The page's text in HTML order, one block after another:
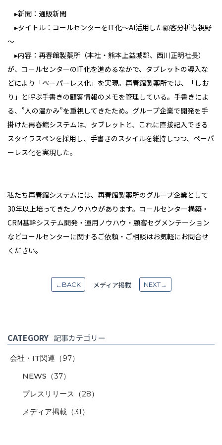
▸新聞：通販新聞
▸タイトル：コールセンターをIT化～AI活用した顧客分析も視野
～
▸内容：再春館製薬所（本社・熊本上益城郡、西川正明社長）
が、コールセンターのIT化を進めるなかで、タブレットの導入な
どにより「ペーパーレス化」を実現。再春館製薬所では、「しお
り」と呼ぶ手書きの顧客情報のメモを管理している。手書きによ
る、”人の温かみ”を重視してきたため。グループ企業で開発を手
掛けた再春館システムは、タブレットと、これに直接記入できる
スタイラスペンを採用し、手書きのスタイルを維持しつつ、ペーパ
ーレス化を実現した。
私たち再春館システムには、再春館製薬所のグループ企業として
30年以上培ってきたノウハウがあります。コールセンター構築・
CRM基幹システム開発・運用ノウハウ・顧客セグメンテーション
などコールセンターに関するご依頼・ご相談はお気軽にお問合せ
ください。
←BACK メディア掲載 NEXT→
CATEGORY 記事カテゴリー
会社・IT関連 （97）
NEWS （37）
プレスリリース （28）
メディア掲載 （31）